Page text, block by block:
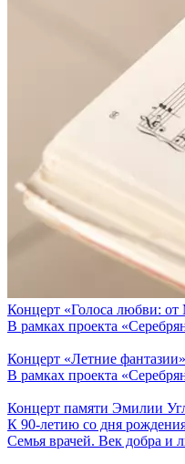
Концерт «Голоса любви:
В рамках проекта
Концерт «Летние фантазии»
В рамках проекта
Концерт памяти Эмилии
К 90-летию со дня
Семья врачей. Век добра и